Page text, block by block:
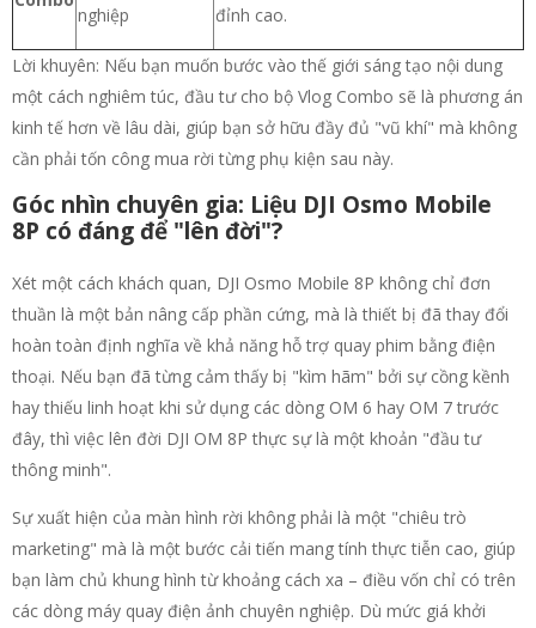
nghiệp
đỉnh cao.
Lời khuyên: Nếu bạn muốn bước vào thế giới sáng tạo nội dung
một cách nghiêm túc, đầu tư cho bộ Vlog Combo sẽ là phương án
kinh tế hơn về lâu dài, giúp bạn sở hữu đầy đủ "vũ khí" mà không
cần phải tốn công mua rời từng phụ kiện sau này.
Góc nhìn chuyên gia: Liệu DJI Osmo Mobile
8P có đáng để "lên đời"?
Xét một cách khách quan, DJI Osmo Mobile 8P không chỉ đơn
thuần là một bản nâng cấp phần cứng, mà là thiết bị đã thay đổi
hoàn toàn định nghĩa về khả năng hỗ trợ quay phim bằng điện
thoại. Nếu bạn đã từng cảm thấy bị "kìm hãm" bởi sự cồng kềnh
hay thiếu linh hoạt khi sử dụng các dòng OM 6 hay OM 7 trước
đây, thì việc lên đời DJI OM 8P thực sự là một khoản "đầu tư
thông minh".
Sự xuất hiện của màn hình rời không phải là một "chiêu trò
marketing" mà là một bước cải tiến mang tính thực tiễn cao, giúp
bạn làm chủ khung hình từ khoảng cách xa – điều vốn chỉ có trên
các dòng máy quay điện ảnh chuyên nghiệp. Dù mức giá khởi